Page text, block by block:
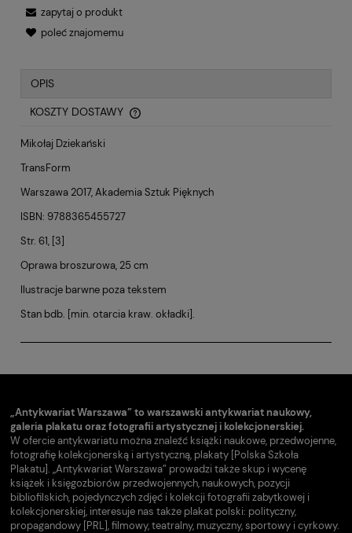
zapytaj o produkt
poleć znajomemu
OPIS
KOSZTY DOSTAWY
CENA NIE ZAWIERA EWENTUALNYCH KOSZTÓW PŁATNOŚCI
Mikołaj Dziekański
TransForm
Warszawa 2017, Akademia Sztuk Pięknych
ISBN: 9788365455727
Str. 61, [3]
Oprawa broszurowa, 25 cm
Ilustracje barwne poza tekstem
Stan bdb. [min. otarcia kraw. okładki].
„Antykwariat Warszawa” to warszawski antykwariat naukowy,
galeria plakatu oraz fotografii artystycznej i kolekcjonerskiej.
W ofercie antykwariatu można znaleźć książki naukowe, przedwojenne,
fotografię kolekcjonerską i artystyczną, plakaty [Polska Szkoła
Plakatu]. „Antykwariat Warszawa” prowadzi także skup i wycenę
książek i księgozbiorów przedwojennych, naukowych, pozycji
bibliofilskich, pojedynczych zdjęć i kolekcji fotografii zabytkowej i
kolekcjonerskiej, interesuje nas także plakat polski: polityczny,
propagandowy [PRL], filmowy, teatralny, muzyczny, sportowy i cyrkowy.